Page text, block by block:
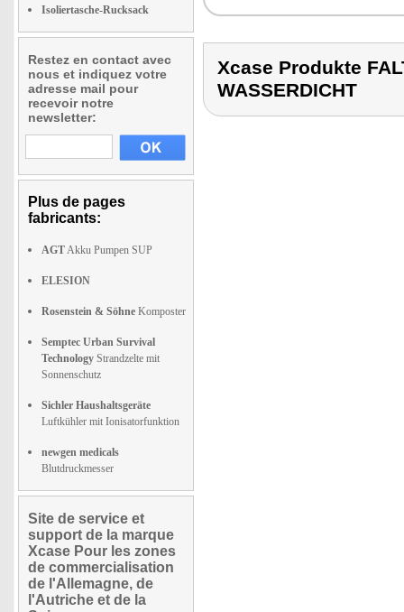
Isoliertasche-Rucksack
Restez en contact avec
nous et indiquez votre
adresse mail pour
recevoir notre
newsletter:
Plus de pages
fabricants:
AGTAkku Pumpen SUP
ELESION
Rosenstein & Söhne Komposter
Semptec Urban Survival
Technology Strandzelte mit
Sonnenschutz
Sichler Haushaltsgeräte
Luftkühler mit Ionisatorfunktion
newgen medicals
Blutdruckmesser
Site de service et
support de la marque
Xcase Pour les zones
de commercialisation
de l'Allemagne, de
l'Autriche et de la
Xcase Produkte
WASSERDICHT